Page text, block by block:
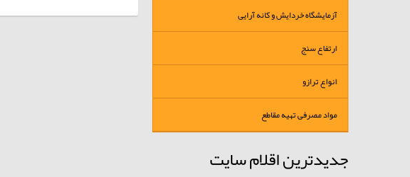
آزمایشگاه خردایش و کانه آرایی
ارتفاع سنج
انواع ترازو
مواد مصرفی تهیه مقاطع
جدیدترین اقلام سایت